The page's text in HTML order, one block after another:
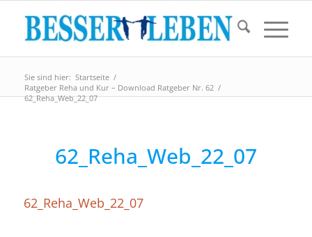
Sie sind hier: Startseite /
Ratgeber Reha und Kur – Download Ratgeber Nr. 62 /
62_Reha_Web_22_07
62_Reha_Web_22_07
62_Reha_Web_22_07